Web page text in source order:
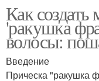
Женские
Как
'ракушка
волосы:
Введение
Прическа "ракушка